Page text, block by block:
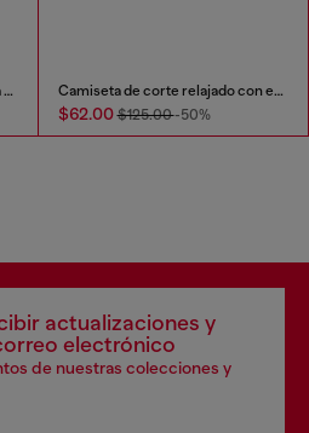
Vaqueros Regular Cintura Media 2023 D-Finitive Camiseta de corte relajado con estampado de camuflaje en la espalda
$62.00$125.00-50%
actualizaciones y
electrónico
de nuestras colecciones y